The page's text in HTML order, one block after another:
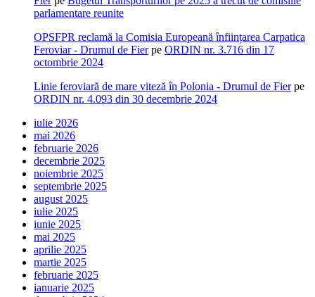
parlamentare reunite
OPSFPR reclamă la Comisia Europeană înființarea Carpatica
Feroviar - Drumul de Fierpe ORDIN nr. 3.716 din 17
octombrie 2024
Linie feroviară de mare viteză în Polonia - Drumul de Fierpe
ORDIN nr. 4.093 din 30 decembrie 2024
iulie 2026
mai 2026
februarie 2026
decembrie 2025
noiembrie 2025
septembrie 2025
august 2025
iulie 2025
iunie 2025
mai 2025
aprilie 2025
martie 2025
februarie 2025
ianuarie 2025